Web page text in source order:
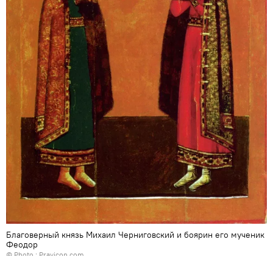
Благоверный князь Михаил Черниговский и боярин его мученик
Феодор